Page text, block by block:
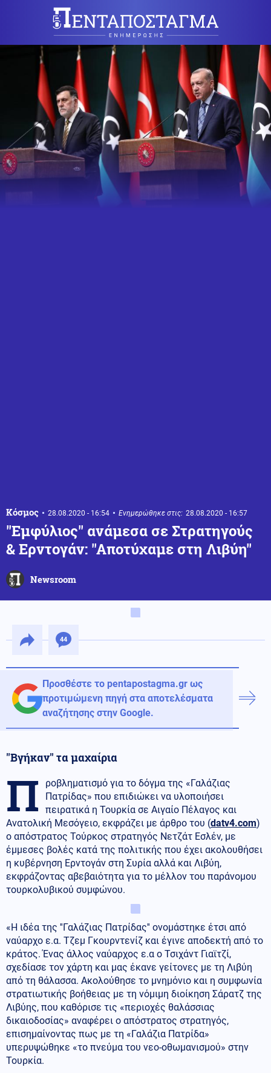
Κόσμος 28.08.2020 - 16:54 Ενημερώθηκε στις: 28.08.2020 - 16:57
''Εμφύλιος'' ανάμεσα σε Στρατηγούς
& Ερντογάν: ''Αποτύχαμε στη Λιβύη''
Newsroom
44
Προσθέστε το pentapostagma.gr ως
προτιμώμενη πηγή στα αποτελέσματα
αναζήτησης στην Google.
''Βγήκαν'' τα μαχαίρια
Π
ροβληματισμό για το δόγμα της «Γαλάζιας
Πατρίδας» που επιδιώκει να υλοποιήσει
πειρατικά η Τουρκία σε Αιγαίο Πέλαγος και
Ανατολική Μεσόγειο, εκφράζει με άρθρο του (datv4.com)
ο απόστρατος Τούρκος στρατηγός Νετζάτ Εσλέν, με
έμμεσες βολές κατά της πολιτικής που έχει ακολουθήσει
η κυβέρνηση Ερντογάν στη Συρία αλλά και Λιβύη,
εκφράζοντας αβεβαιότητα για το μέλλον του παράνομου
τουρκολυβικού συμφώνου.
«Η ιδέα της ''Γαλάζιας Πατρίδας'' ονομάστηκε έτσι από
ναύαρχο ε.α. Τζεμ Γκουρντενίζ και έγινε αποδεκτή από το
κράτος. Ένας άλλος ναύαρχος ε.α ο Τσιχάντ Γιαϊτζί,
σχεδίασε τον χάρτη και μας έκανε γείτονες με τη Λιβύη
από τη θάλασσα. Ακολούθησε το μνημόνιο και η συμφωνία
στρατιωτικής βοήθειας με τη νόμιμη διοίκηση Σάρατζ της
Λιβύης, που καθόρισε τις «περιοχές θαλάσσιας
δικαιοδοσίας» αναφέρει ο απόστρατος στρατηγός,
επισημαίνοντας πως με τη «Γαλάζια Πατρίδα»
υπερυψώθηκε «το πνεύμα του νεο-οθωμανισμού» στην
Τουρκία.